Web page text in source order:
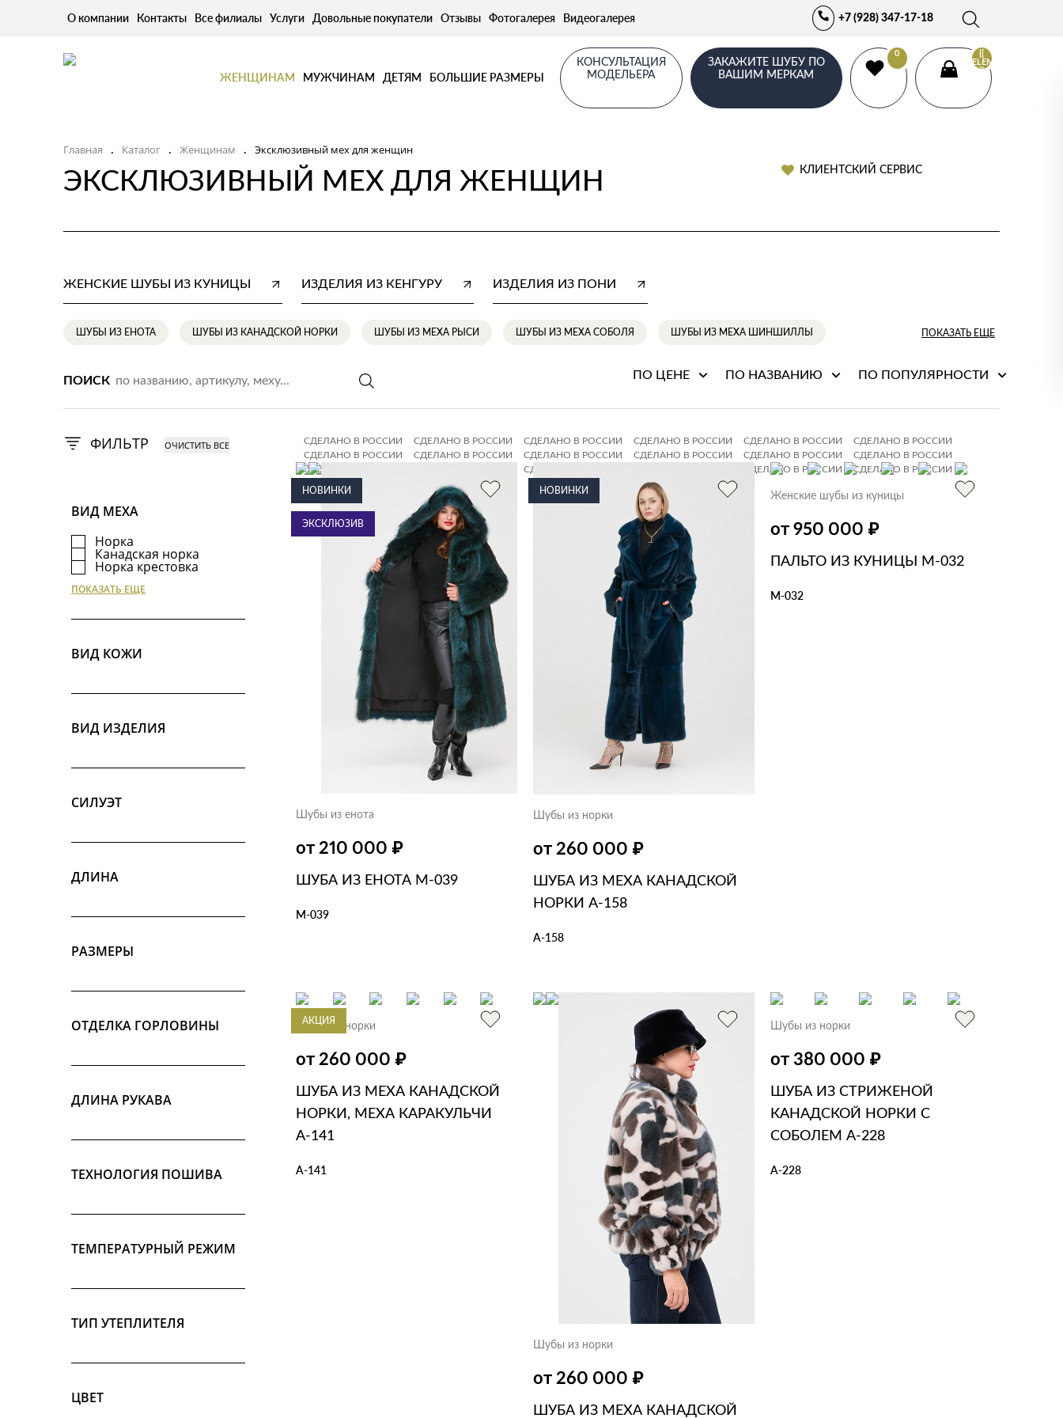
О компании Контакты Все филиалы Услуги Довольные покупатели Отзывы Фотогалерея Видеогалерея +7 (928) 347-17-18
ЖЕНЩИНАМ МУЖЧИНАМ ДЕТЯМ БОЛЬШИЕ РАЗМЕРЫ
КОНСУЛЬТАЦИЯ
МОДЕЛЬЕРА
ЗАКАЖИТЕ ШУБУ ПО
ВАШИМ МЕРКАМ
0
{{
ELEMENTS.LENGTH
}}
Главная . Каталог . Женщинам . Эксклюзивный мех для женщин
ЭКСКЛЮЗИВНЫЙ МЕХ ДЛЯ ЖЕНЩИН КЛИЕНТСКИЙ СЕРВИС
ЖЕНСКИЕ ШУБЫ ИЗ КУНИЦЫ ИЗДЕЛИЯ ИЗ КЕНГУРУ ИЗДЕЛИЯ ИЗ ПОНИ
ШУБЫ ИЗ ЕНОТА ШУБЫ ИЗ КАНАДСКОЙ НОРКИ ШУБЫ ИЗ МЕХА РЫСИ ШУБЫ ИЗ МЕХА СОБОЛЯ ШУБЫ ИЗ МЕХА ШИНШИЛЛЫ ПОКАЗАТЬ ЕЩЕ
ПОИСК ПО ЦЕНЕ ПО НАЗВАНИЮ ПО ПОПУЛЯРНОСТИ
ФИЛЬТР
ВИД МЕХА
Норка
Канадская норка
Норка крестовка
Норка стриженая
Каракуль и каракульча
Куница
Шиншилла
Лиса огневка
Енот
ПОКАЗАТЬ ЕЩЕ
ВИД КОЖИ
ВИД ИЗДЕЛИЯ
СИЛУЭТ
ДЛИНА
РАЗМЕРЫ
ОТДЕЛКА ГОРЛОВИНЫ
ДЛИНА РУКАВА
ТЕХНОЛОГИЯ ПОШИВА
ТЕМПЕРАТУРНЫЙ РЕЖИМ
ТИП УТЕПЛИТЕЛЯ
ЦВЕТ
СДЕЛАНО В РОССИИ СДЕЛАНО В РОССИИ СДЕЛАНО В РОССИИ СДЕЛАНО В РОССИИ СДЕЛАНО В РОССИИ
СДЕЛАНО В РОССИИ
СДЕЛАНО В РОССИИ
СДЕЛАНО В РОССИИ СДЕЛАНО В РОССИИ СДЕЛАНО В РОССИИ СДЕЛАНО В РОССИИ
СДЕЛАНО В РОССИИ
СДЕЛАНО В РОССИИ
СДЕЛАНО В РОССИИ СДЕЛАНО В РОССИИ
СДЕЛАНО В РОССИИ
СДЕЛАНО В РОССИИ
НОВИНКИ
ЭКСКЛЮЗИВ
Шубы из енота
от 210 000 ₽
ШУБА ИЗ ЕНОТА М-039
М-039
НОВИНКИ
Шубы из норки
от 260 000 ₽
ШУБА ИЗ МЕХА КАНАДСКОЙ
НОРКИ А-158
А-158
Женские шубы из куницы
от 950 000 ₽
ПАЛЬТО ИЗ КУНИЦЫ М-032
М-032
АКЦИЯ
Шубы из норки
от 260 000 ₽
ШУБА ИЗ МЕХА КАНАДСКОЙ
НОРКИ, МЕХА КАРАКУЛЬЧИ
А-141
А-141
Шубы из норки
от 260 000 ₽
ШУБА ИЗ МЕХА КАНАДСКОЙ
Шубы из норки
от 380 000 ₽
ШУБА ИЗ СТРИЖЕНОЙ
КАНАДСКОЙ НОРКИ С
СОБОЛЕМ А-228
А-228